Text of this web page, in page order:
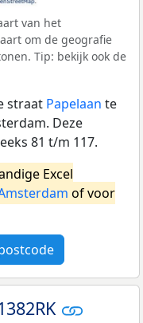
van het
om de geografie
Tip: bekijk ook de
straat Papelaan te
Deze
81 t/m 117.
Excel
of voor